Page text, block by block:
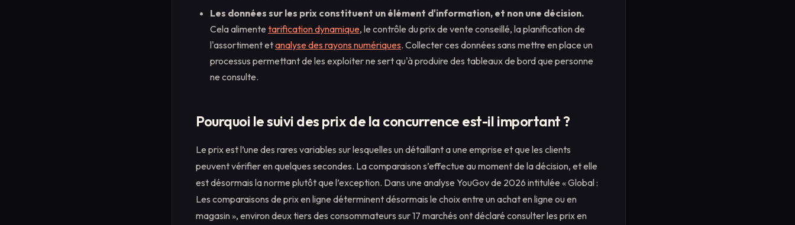
Les données sur les prix constituent un élément d'information, et non une décision.
Cela alimente tarification dynamique, le contrôle du prix de vente conseillé, la planification de
l'assortiment etanalyse des rayons numériques. Collecter ces données sans mettre en place un
processus permettant de les exploiter ne sert qu'à produire des tableaux de bord que personne
ne consulte.
Pourquoi le suivi des prix de la concurrence est-il important ?
Le prix est l’une des rares variables sur lesquelles un détaillant a une emprise et que les clients
peuvent vérifier en quelques secondes. La comparaison s’effectue au moment de la décision, et elle
est désormais la norme plutôt que l’exception. Dans une analyse YouGov de 2026 intitulée « Global :
Les comparaisons de prix en ligne déterminent désormais le choix entre un achat en ligne ou en
magasin », environ deux tiers des consommateurs sur 17 marchés ont déclaré consulter les prix en